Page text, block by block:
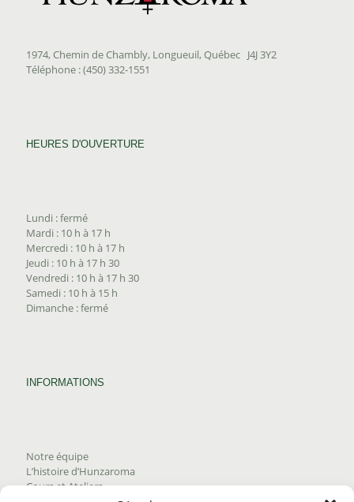
1974, Chemin de Chambly, Longueuil, Québec J4J 3Y2
Téléphone : (450) 332-1551
HEURES D'OUVERTURE
Lundi : fermé
Mardi : 10 h à 17 h
Mercredi : 10 h à 17 h
Jeudi : 10 h à 17 h 30
Vendredi : 10 h à 17 h 30
Samedi : 10 h à 15 h
Dimanche : fermé
INFORMATIONS
Notre équipe
L’histoire d’Hunzaroma
Cours et Ateliers